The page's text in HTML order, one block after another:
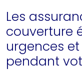
Les
couverture
urgences
pendant